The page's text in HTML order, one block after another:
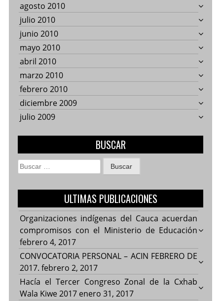
agosto 2010
julio 2010
junio 2010
mayo 2010
abril 2010
marzo 2010
febrero 2010
diciembre 2009
julio 2009
BUSCAR
Buscar:
ULTIMAS PUBLICACIONES
Organizaciones indígenas del Cauca acuerdan
compromisos con el Ministerio de Educación
febrero 4, 2017
CONVOCATORIA PERSONAL – ACIN FEBRERO DE
2017. febrero 2, 2017
Hacía el Tercer Congreso Zonal de la Cxhab
Wala Kiwe 2017 enero 31, 2017